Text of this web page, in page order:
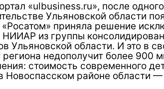
«ulbusiness.ru», после
Ульяновской области
«Росатом» приняла решение
НИИАР из группы
Ульяновской области. И это в
недополучит более 900
стоимость современного
Новоспасском районе области